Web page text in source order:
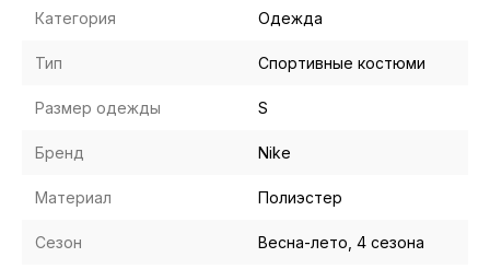
Категория Одежда
Тип Спортивные костюми
Размер одежды S
Бренд Nike
Материал Полиэстер
Сезон Весна-лето, 4 сезона